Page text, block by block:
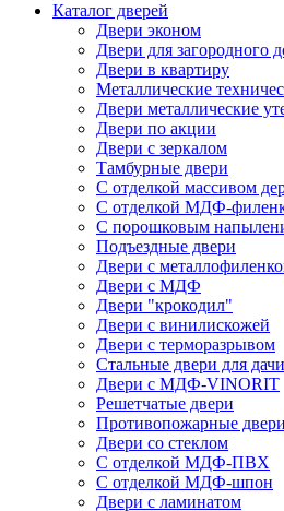
Каталог дверей
Двери эконом
Двери для загородного
Двери в квартиру
Металлические
Двери металлические
Двери по акции
Двери с зеркалом
Тамбурные двери
С отделкой массивом
С отделкой МДФ-
С порошковым
Подъездные двери
Двери с
Двери с МДФ
Двери "крокодил"
Двери с винилискожей
Двери с терморазрывом
Стальные двери для дачи
Двери с МДФ-VINORIT
Решетчатые двери
Противопожарные двери
Двери со стеклом
С отделкой МДФ-ПВХ
С отделкой МДФ-шпон
Двери с ламинатом